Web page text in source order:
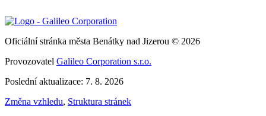
Oficiální stránka města Benátky nad Jizerou © 2026
Provozovatel Galileo Corporation s.r.o.
Poslední aktualizace: 7. 8. 2026
Změna vzhledu, Struktura stránek